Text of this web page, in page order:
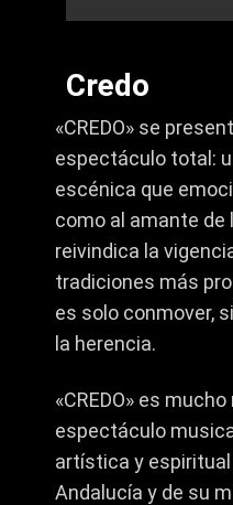
Credo
«CREDO» se
espectáculo total:
escénica que
como al amante de
reivindica la
tradiciones más
es solo conmover,
la herencia.
«CREDO» es
espectáculo
artística y espiritual
Andalucía y de su